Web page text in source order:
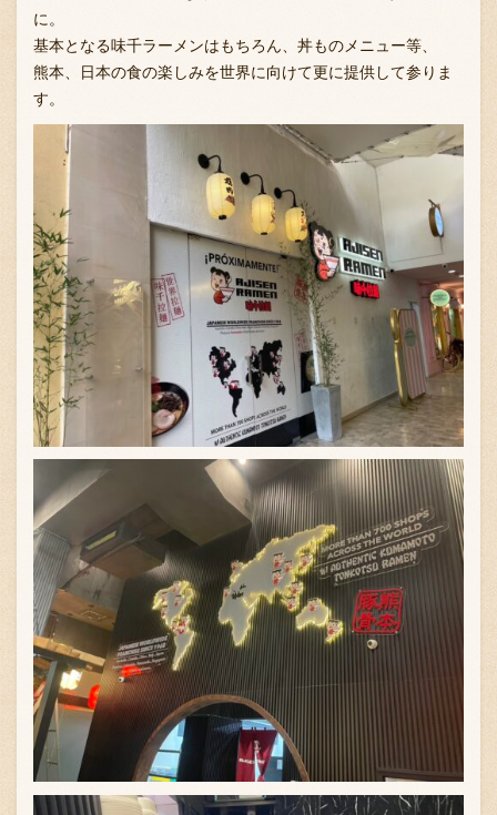
に。
基本となる味千ラーメンはもちろん、丼ものメニュー等、
熊本、日本の食の楽しみを世界に向けて更に提供して参りま
す。